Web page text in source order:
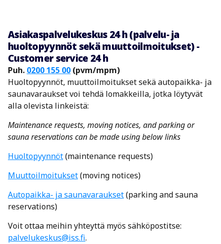
Asiakaspalvelukeskus 24 h (palvelu- ja
huoltopyynnöt sekä muuttoilmoitukset) -
Customer service 24 h
Puh. 0200 155 00 (pvm/mpm)
Huoltopyynnöt, muuttoilmoitukset sekä autopaikka- ja
saunavaraukset voi tehdä lomakkeilla, jotka löytyvät
alla olevista linkeistä:
Maintenance requests, moving notices, and parking or
sauna reservations can be made using below links
Huoltopyynnöt(maintenance requests)
Muuttoilmoitukset(moving notices)
Autopaikka- ja saunavaraukset(parking and sauna
reservations)
Voit ottaa meihin yhteyttä myös sähköpostitse:
palvelukeskus@iss.fi.